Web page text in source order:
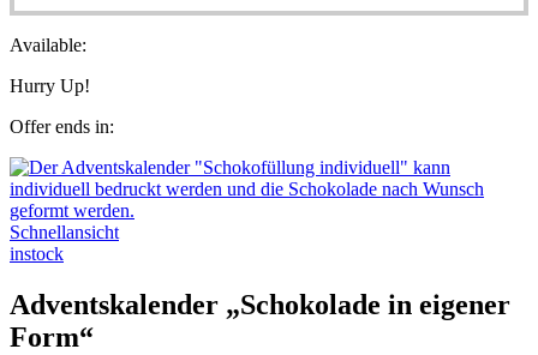
Available:
Hurry Up!
Offer ends in:
Schnellansicht
instock
Adventskalender „Schokolade in eigener
Form“